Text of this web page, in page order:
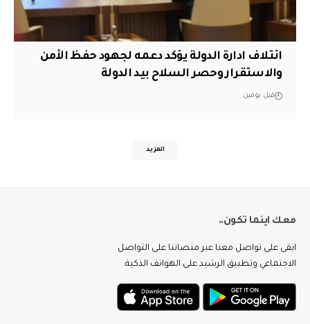
ائتلاف ادارة الدولة يؤكد دعمه لجهود حفظ الأمن
والاستقرار وحصر السلاح بيد الدولة
قبل يومين
المزيد
معك اينما تكون..
ابقى على تواصل معنا عبر منصاتنا على التواصل
الاجتماعي وتطبيق الرشيد على الهواتف الذكية.